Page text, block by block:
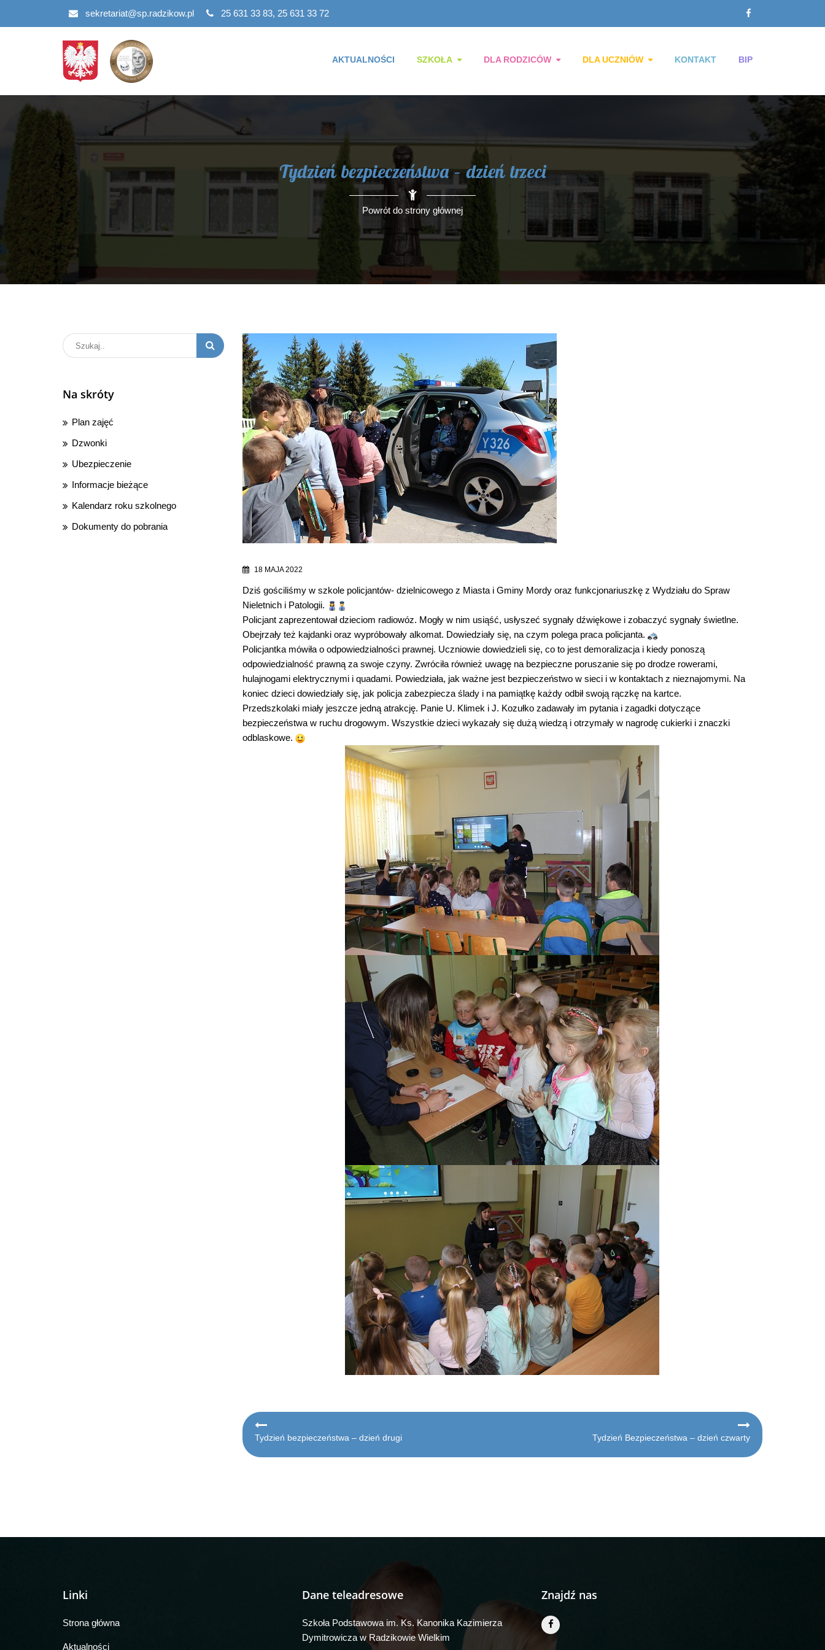
sekretariat@sp.radzikow.pl 25 631 33 83, 25 631 33 72
AKTUALNOŚCI SZKOŁA DLA RODZICÓW DLA UCZNIÓW KONTAKT BIP
Tydzień bezpieczeństwa – dzień trzeci
Powrót do strony głównej
18 MAJA 2022
Dziś gościliśmy w szkole policjantów- dzielnicowego z Miasta i Gminy Mordy oraz funkcjonariuszkę z Wydziału do Spraw
Nieletnich i Patologii.
Policjant zaprezentował dzieciom radiowóz. Mogły w nim usiąść, usłyszeć sygnały dźwiękowe i zobaczyć sygnały świetlne.
Obejrzały też kajdanki oraz wypróbowały alkomat. Dowiedziały się, na czym polega praca policjanta.
Policjantka mówiła o odpowiedzialności prawnej. Uczniowie dowiedzieli się, co to jest demoralizacja i kiedy ponoszą
odpowiedzialność prawną za swoje czyny. Zwróciła również uwagę na bezpieczne poruszanie się po drodze rowerami,
hulajnogami elektrycznymi i quadami. Powiedziała, jak ważne jest bezpieczeństwo w sieci i w kontaktach z nieznajomymi. Na
koniec dzieci dowiedziały się, jak policja zabezpiecza ślady i na pamiątkę każdy odbił swoją rączkę na kartce.
Przedszkolaki miały jeszcze jedną atrakcję. Panie U. Klimek i J. Kozułko zadawały im pytania i zagadki dotyczące
bezpieczeństwa w ruchu drogowym. Wszystkie dzieci wykazały się dużą wiedzą i otrzymały w nagrodę cukierki i znaczki
odblaskowe.
Nawigacja
Tydzień bezpieczeństwa – dzień drugi Tydzień Bezpieczeństwa – dzień czwarty
Na skróty
Plan zajęć
Dzwonki
Ubezpieczenie
Informacje bieżące
Kalendarz roku szkolnego
Dokumenty do pobrania
Linki
Strona główna
Aktualności
Dane teleadresowe
Szkoła Podstawowa im. Ks. Kanonika Kazimierza
Dymitrowicza w Radzikowie Wielkim
Znajdź nas